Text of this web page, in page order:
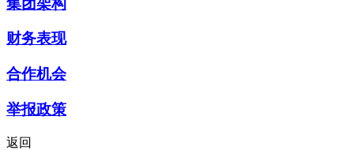
财务表现
合作机会
举报政策
返回